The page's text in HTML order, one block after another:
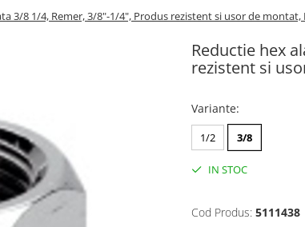
3/8 1/4, Remer, 3/8"-1/4", Produs rezistent si usor de
Reductie hex
rezistent si
Variante:
1/2 3/8
IN STOC
Cod Produs: 5111438